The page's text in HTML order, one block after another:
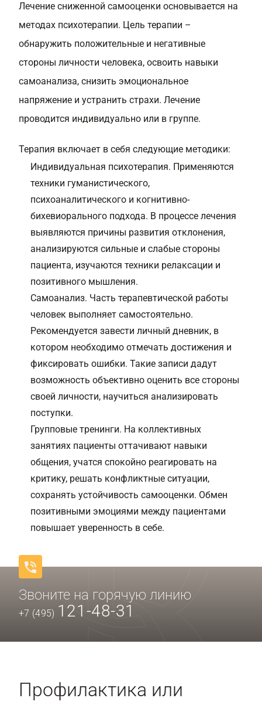
Лечение сниженной самооценки основывается на
методах психотерапии. Цель терапии –
обнаружить положительные и негативные
стороны личности человека, освоить навыки
самоанализа, снизить эмоциональное
напряжение и устранить страхи. Лечение
проводится индивидуально или в группе.
Терапия включает в себя следующие методики:
Индивидуальная психотерапия. Применяются
техники гуманистического,
психоаналитического и когнитивно-
бихевиорального подхода. В процессе лечения
выявляются причины развития отклонения,
анализируются сильные и слабые стороны
пациента, изучаются техники релаксации и
позитивного мышления.
Самоанализ. Часть терапевтической работы
человек выполняет самостоятельно.
Рекомендуется завести личный дневник, в
котором необходимо отмечать достижения и
фиксировать ошибки. Такие записи дадут
возможность объективно оценить все стороны
своей личности, научиться анализировать
поступки.
Групповые тренинги. На коллективных
занятиях пациенты оттачивают навыки
общения, учатся спокойно реагировать на
критику, решать конфликтные ситуации,
сохранять устойчивость самооценки. Обмен
позитивными эмоциями между пациентами
повышает уверенность в себе.
Звоните на горячую линию
+7 (495) 121-48-31
Профилактика или